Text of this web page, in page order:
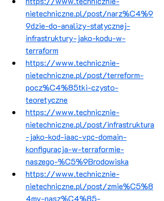
nietechniczne.pl/post/narz%C4%9
9dzie-do-analizy-statycznej-
infrastruktury-jako-kodu-w-
terraform
https://www.technicznie-
nietechniczne.pl/post/terreform-
pocz%C4%85tki-czysto-
teoretyczne
https://www.technicznie-
nietechniczne.pl/post/infrastruktura
-jako-kod-iaac-vpc-domain-
konfiguracja-w-terraformie-
naszego-%C5%9Brodowiska
https://www.technicznie-
nietechniczne.pl/post/zmie%C5%8
4my-nasz%C4%85-